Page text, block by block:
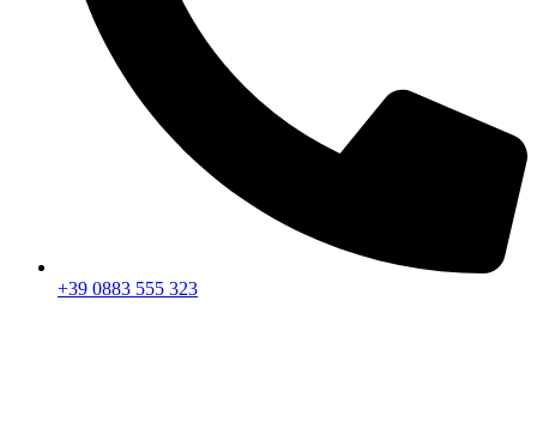
+39 0883 555 323